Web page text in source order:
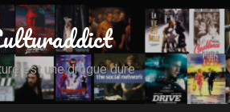
est une drogue dure